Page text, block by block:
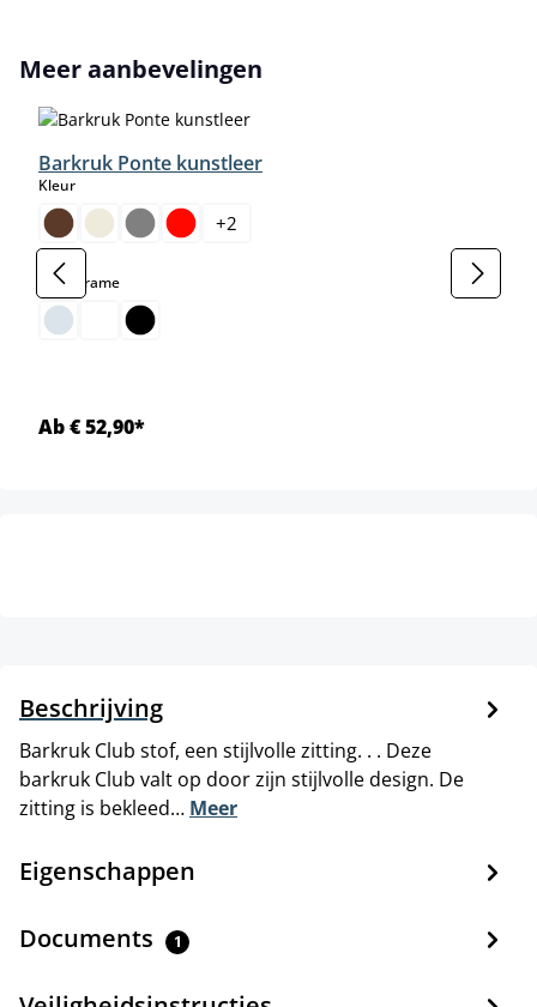
Productgalerij overslaan
Meer aanbevelingen
Barkruk Ponte kunstleer
Kleurselect
+2
Kleur frameselect
Ab € 52,90*
Beschrijving
Barkruk Club stof, een stijlvolle zitting. . . Deze
barkruk Club valt op door zijn stijlvolle design. De
zitting is bekleed… Meer
Eigenschappen
Documents 1